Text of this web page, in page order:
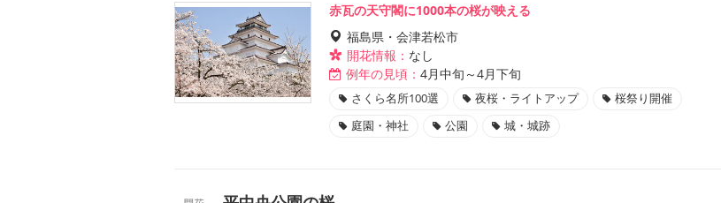
赤瓦の天守閣に1000本の桜が映える
福島県・会津若松市
開花情報： なし
例年の見頃： 4月中旬～4月下旬
さくら名所100選 夜桜・ライトアップ
桜祭り開催
庭園・神社
公園 城・城跡